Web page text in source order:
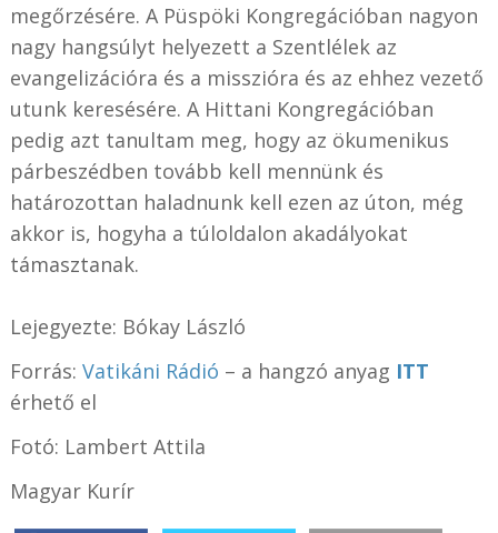
megőrzésére. A Püspöki Kongregációban nagyon
nagy hangsúlyt helyezett a Szentlélek az
evangelizációra és a misszióra és az ehhez vezető
utunk keresésére. A Hittani Kongregációban
pedig azt tanultam meg, hogy az ökumenikus
párbeszédben tovább kell mennünk és
határozottan haladnunk kell ezen az úton, még
akkor is, hogyha a túloldalon akadályokat
támasztanak.
Lejegyezte: Bókay László
Forrás: Vatikáni Rádió – a hangzó anyag ITT
érhető el
Fotó: Lambert Attila
Magyar Kurír